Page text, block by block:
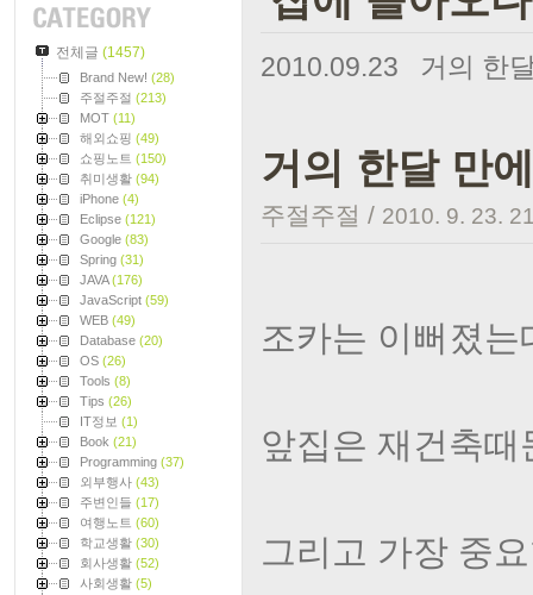
전체글 (1457)
Brand New! (28)
주절주절 (213)
MOT (11)
해외쇼핑 (49)
쇼핑노트 (150)
취미생활 (94)
iPhone (4)
Eclipse (121)
Google (83)
Spring (31)
JAVA(176)
JavaScript (59)
WEB (49)
Database (20)
OS (26)
Tools (8)
Tips (26)
IT정보 (1)
Book (21)
Programming (37)
외부행사 (43)
주변인들 (17)
여행노트 (60)
학교생활 (30)
회사생활 (52)
사회생활 (5)
2010.09.23 거의 한
거의 한달 만
주절주절 / 2010. 9. 23.
조카는 이뻐졌
앞집은 재건축
그리고 가장 중